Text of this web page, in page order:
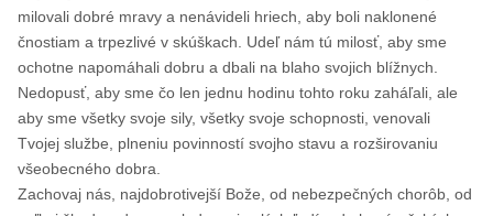
milovali dobré mravy a nenávideli hriech, aby boli naklonené
čnostiam a trpezlivé v skúškach. Udeľ nám tú milosť, aby sme
ochotne napomáhali dobru a dbali na blaho svojich blížnych.
Nedopusť, aby sme čo len jednu hodinu tohto roku zaháľali, ale
aby sme všetky svoje sily, všetky svoje schopnosti, venovali
Tvojej službe, plneniu povinností svojho stavu a rozširovaniu
všeobecného dobra.
Zachovaj nás, najdobrotivejší Bože, od nebezpečných chorôb, od